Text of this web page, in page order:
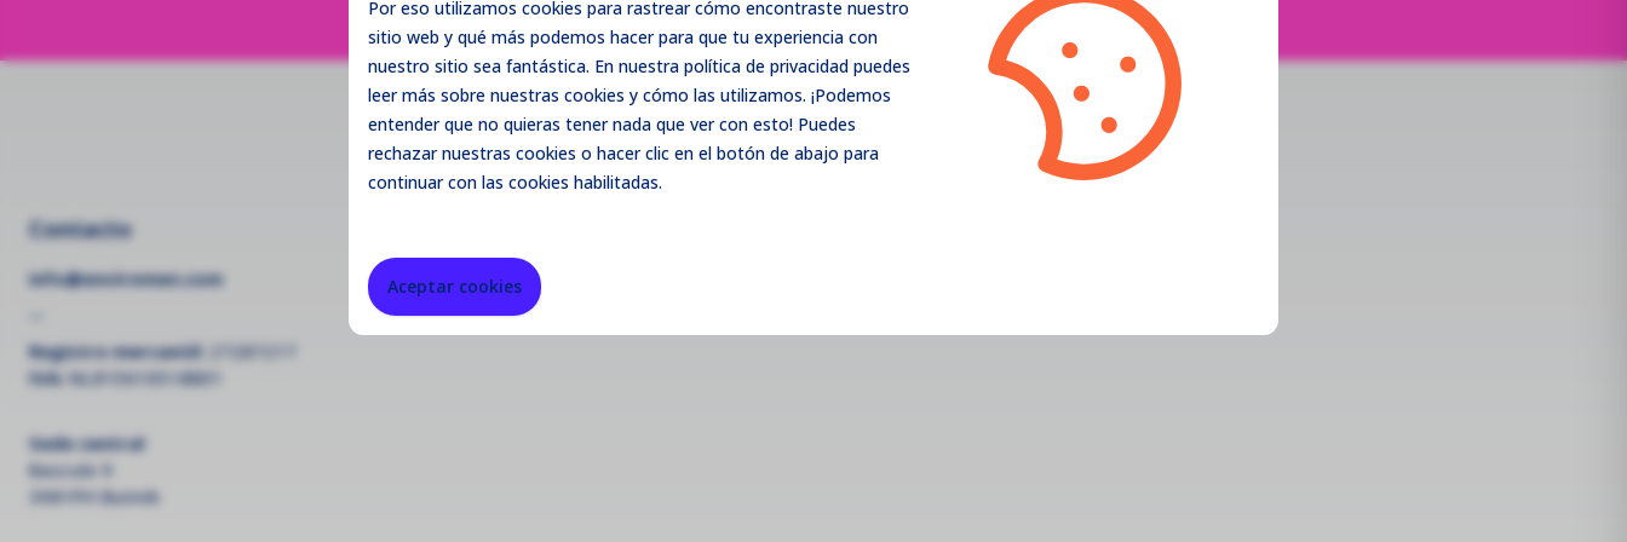
Por eso utilizamos cookies para rastrear cómo encontraste nuestro
sitio web y qué más podemos hacer para que tu experiencia con
nuestro sitio sea fantástica. En nuestra política de privacidad puedes
leer más sobre nuestras cookies y cómo las utilizamos. ¡Podemos
entender que no quieras tener nada que ver con esto! Puedes
rechazarnuestras cookies o hacer clic en el botón de abajo para
continuar con las cookies habilitadas.
Aceptar cookies
Enviromen your partner in monitoring
Contacto
info@enviromen.com
Registro mercantil: 27287217
IVA: NL815610518B01
Sede central
Bascule 9
3981PH Bunnik